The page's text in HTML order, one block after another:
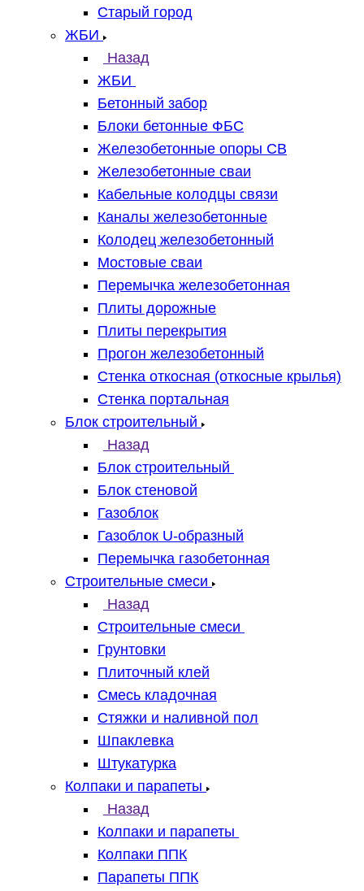
Старый город
ЖБИ
Назад
ЖБИ
Бетонный забор
Блоки бетонные ФБС
Железобетонные опоры СВ
Железобетонные сваи
Кабельные колодцы связи
Каналы железобетонные
Колодец железобетонный
Мостовые сваи
Перемычка железобетонная
Плиты дорожные
Плиты перекрытия
Прогон железобетонный
Стенка откосная (откосные крылья)
Стенка портальная
Блок строительный
Назад
Блок строительный
Блок стеновой
Газоблок
Газоблок U-образный
Перемычка газобетонная
Строительные смеси
Назад
Строительные смеси
Грунтовки
Плиточный клей
Смесь кладочная
Стяжки и наливной пол
Шпаклевка
Штукатурка
Колпаки и парапеты
Назад
Колпаки и парапеты
Колпаки ППК
Парапеты ППК